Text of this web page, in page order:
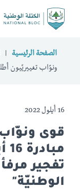
الصفحة الرئيسية
ونوّاب تغييريّيون
16 أيلول 2022
قوى ونوّاب
تفجير
الوطنيّة"